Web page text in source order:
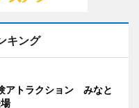
キング
アトラクション みなと